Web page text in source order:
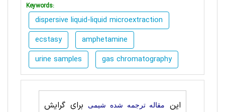
Keywords:
dispersive liquid-liquid microextraction
ecstasy
amphetamine
urine samples
gas chromatography
این مقاله ترجمه شده شيمی
برای گرایش